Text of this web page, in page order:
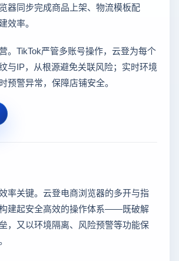
器同步完成商品上架、物流模板配
效率。
。TikTok严管多账号操作，云登为每个
与IP，从根源避免关联风险；实时环境
预警异常，保障店铺安全。
率关键。云登电商浏览器的多开与指
建起安全高效的操作体系——既破解
，又以环境隔离、风险预警等功能保